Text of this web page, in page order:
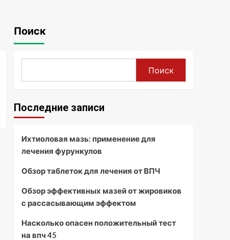
Поиск
Поиск
Последние записи
Ихтиоловая мазь: применение для
лечения фурункулов
Обзор таблеток для лечения от ВПЧ
Обзор эффективных мазей от жировиков
с рассасывающим эффектом
Насколько опасен положительный тест
на впч 45